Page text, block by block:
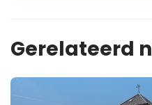
Gerelateerd